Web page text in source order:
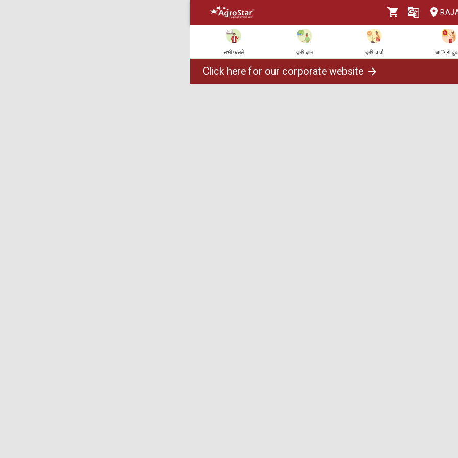
सभी फसलें कृषि ज्ञान कृषि चर्चा अॅग्री
Click here for our corporate website